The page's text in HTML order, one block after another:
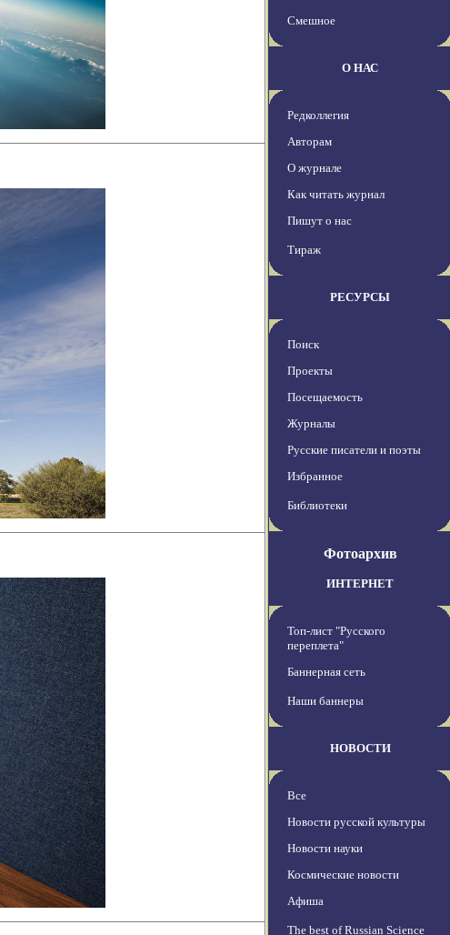
Смешное
О НАС
Редколлегия
Авторам
О журнале
Как читать журнал
Пишут о нас
Тираж
РЕСУРСЫ
Поиск
Проекты
Посещаемость
Журналы
Русские писатели и поэты
Избранное
Библиотеки
Фотоархив
ИНТЕРНЕТ
Топ-лист "Русского
переплета"
Баннерная сеть
Наши баннеры
НОВОСТИ
Все
Новости русской культуры
Новости науки
Космические новости
Афиша
The best of Russian Science